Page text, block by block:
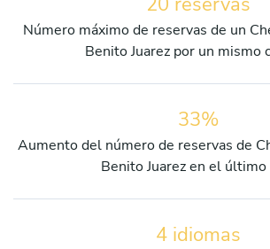
Número máximo de reservas de un
Benito Juarez por un mismo
33%
Aumento del número de reservas de
Benito Juarez en el último
4 idiomas